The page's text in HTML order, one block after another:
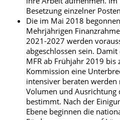
Besetzung einzelner
Die im Mai 2018
Mehrjährigen
2021-2027 werden
abgeschlossen sein.
MFR ab Frühjahr 2019
Kommission eine
intensiver beraten werden
Volumen und
bestimmt. Nach der
Ebene beginnen die